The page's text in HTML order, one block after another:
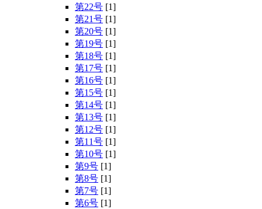
第22号 [1]
第21号 [1]
第20号 [1]
第19号 [1]
第18号 [1]
第17号 [1]
第16号 [1]
第15号 [1]
第14号 [1]
第13号 [1]
第12号 [1]
第11号 [1]
第10号 [1]
第9号 [1]
第8号 [1]
第7号 [1]
第6号 [1]